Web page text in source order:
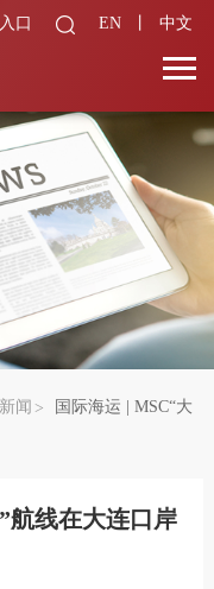
口 EN 中文
闻
国际海运 | MSC“大
航线在大连口岸